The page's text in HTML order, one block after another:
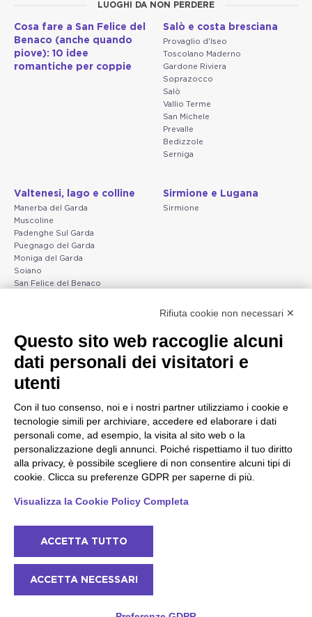
LUOGHI DA NON PERDERE
Cosa fare a San Felice del
Benaco (anche quando
piove): 10 idee
romantiche per coppie
Salò e costa bresciana
Provaglio d'Iseo
Toscolano Maderno
Gardone Riviera
Soprazocco
Salò
Vallio Terme
San Michele
Prevalle
Bedizzole
Serniga
Valtenesi, lago e colline
Manerba del Garda
Muscoline
Padenghe Sul Garda
Puegnago del Garda
Moniga del Garda
Soiano
San Felice del Benaco
Sirmione e Lugana
Sirmione
Peschiera e la costa
veneta
Lazise
Bardolino
Peschiera del Garda
Verona
Valeggio sul Mincio
San Giorgio di Valpolicella
Garda
Negrar di Valpolicella
Pedemonte
Ponti sul Mincio
Gargnano e l'Alto Garda
Gargnano
Arco
Campione
Nago-Torbole
Torbole
Bleggio superiore
Villa Lagarina
Ledro
© 2022 NowMyPlace Srl P. Iva 02991060340
Contatti
Rifiuta cookie non necessari ✕
Questo sito web raccoglie alcuni
dati personali dei visitatori e
utenti
Con il tuo consenso, noi e i nostri partner utilizziamo i cookie e
tecnologie simili per archiviare, accedere ed elaborare i dati
personali come, ad esempio, la visita al sito web o la
personalizzazione degli annunci. Poiché rispettiamo il tuo diritto
alla privacy, è possibile scegliere di non consentire alcuni tipi di
cookie. Clicca su preferenze GDPR per saperne di più.
Visualizza la Cookie Policy Completa
ACCETTA TUTTO
ACCETTA NECESSARI